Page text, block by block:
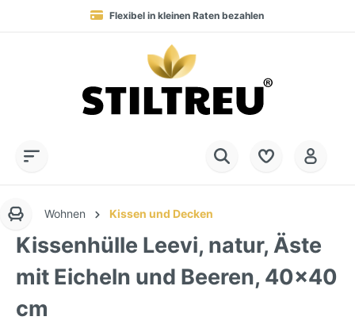
Flexibel in kleinen Raten bezahlen
Blitzversand in 1-3 Werktagen nach DE, AT & NL
+49 (0) 28 32 - 408 990 0
Dauerhaft hohe Warenverfügbarkeit
SSL-verschlüsselt online einkaufen
Wohnen Kissen und Decken
Kissenhülle Leevi, natur, Äste
mit Eicheln und Beeren, 40x40
cm